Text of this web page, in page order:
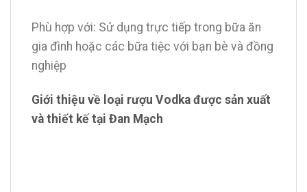
Phù hợp với: Sử dụng trực tiếp trong bữa ăn
gia đình hoặc các bữa tiệc với bạn bè và đồng
nghiệp
Giới thiệu về loại rượu Vodka được sản xuất
và thiết kế tại Đan Mạch